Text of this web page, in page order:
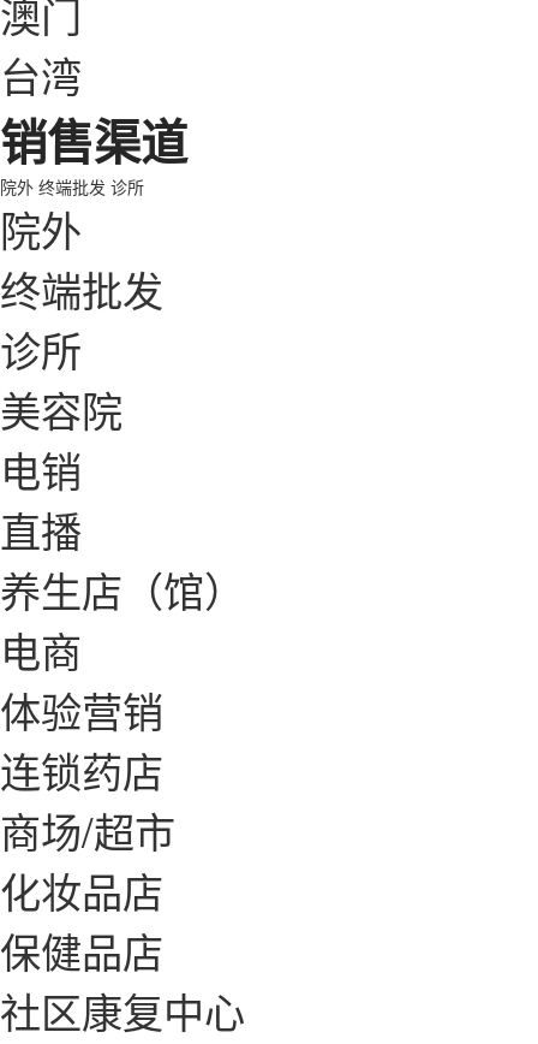
澳门
台湾
销售渠道
院外 终端批发 诊所
院外
终端批发
诊所
美容院
电销
直播
养生店（馆）
电商
体验营销
连锁药店
商场/超市
化妆品店
保健品店
社区康复中心